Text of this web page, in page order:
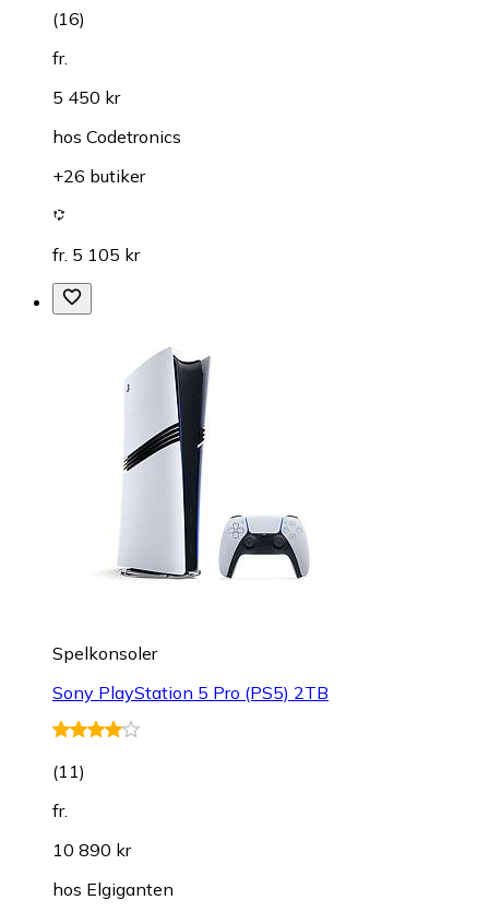
(16)
fr.
5 450 kr
hos Codetronics
+26 butiker
fr. 5 105 kr
Spelkonsoler
Sony PlayStation 5 Pro (PS5) 2TB
(11)
fr.
10 890 kr
hos Elgiganten